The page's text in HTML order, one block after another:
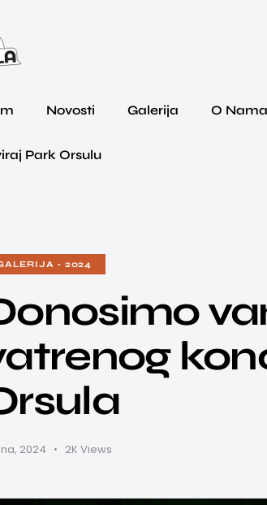
Novosti Galerija O Nama
Park Orsulu
- 2024
2024 2K Views